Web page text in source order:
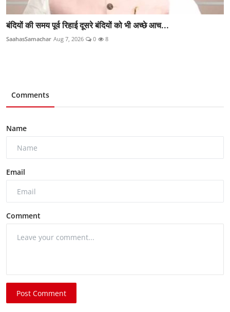
बंदियों की समय पूर्व रिहाई दूसरे बंदियों को भी अच्छे आच...
SaahasSamachar Aug 7, 2026 0 8
Comments
Name
Email
Comment
Post Comment